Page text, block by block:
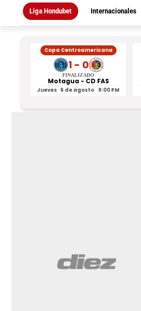
Liga Hondubet Internacionales
Copa Centroamericana
1 - 0
FINALIZADO
Motagua - CD FAS
Jueves 6 de agosto 9:00 PM